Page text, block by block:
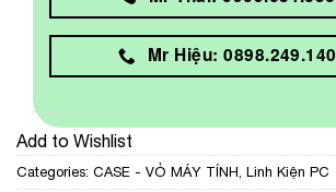
Mr Hiệu: 0898.249.140
Add to Wishlist
Categories: CASE - VỎ MÁY TÍNH Linh Kiện PC